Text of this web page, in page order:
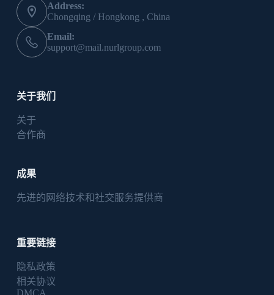
Address:
Chongqing / Hongkong , China
Email:
support@mail.nurlgroup.com
关于我们
关于
合作商
成果
先进的网络技术和社交服务提供商
重要链接
隐私政策
相关协议
DMCA